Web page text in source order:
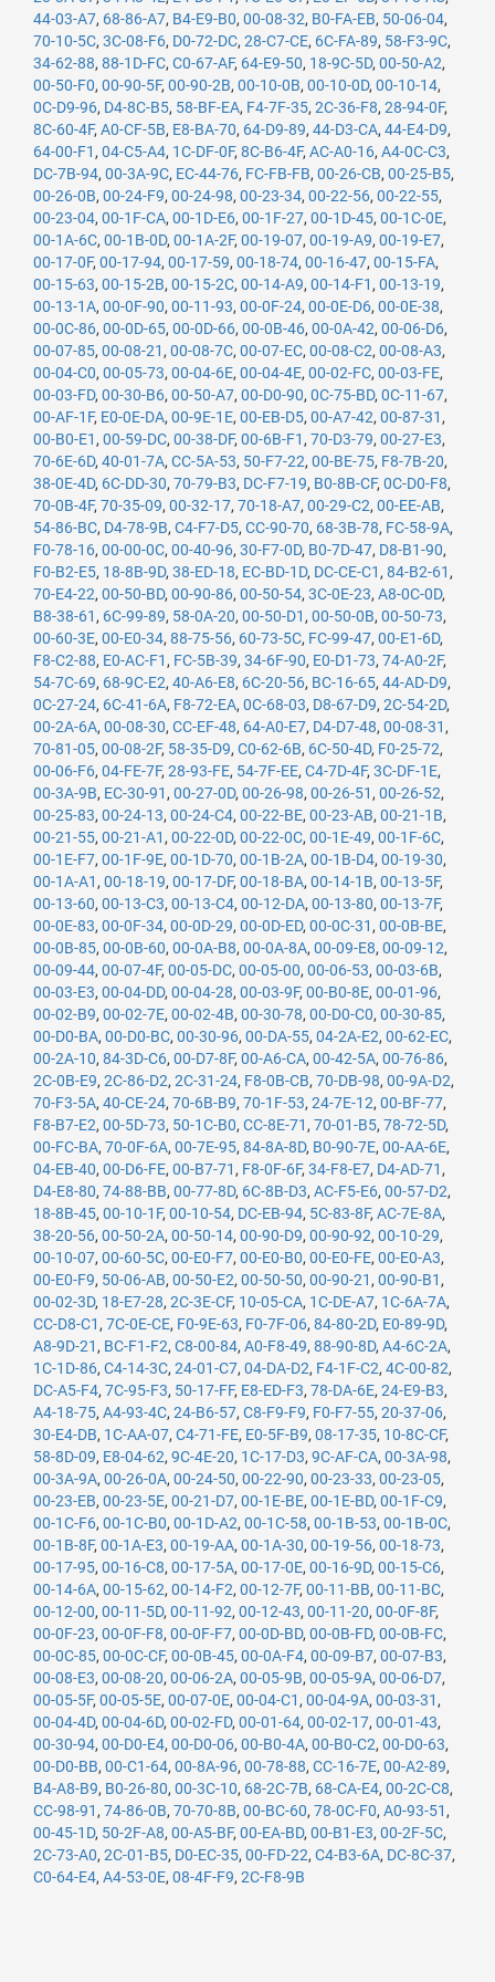
44-03-A7, 68-86-A7, B4-E9-B0, 00-08-32, B0-FA-EB, 50-06-04,
70-10-5C, 3C-08-F6, D0-72-DC, 28-C7-CE, 6C-FA-89, 58-F3-9C,
34-62-88, 88-1D-FC, C0-67-AF, 64-E9-50, 18-9C-5D, 00-50-A2,
00-50-F0, 00-90-5F, 00-90-2B, 00-10-0B, 00-10-0D, 00-10-14,
0C-D9-96, D4-8C-B5, 58-BF-EA, F4-7F-35, 2C-36-F8, 28-94-0F,
8C-60-4F, A0-CF-5B, E8-BA-70, 64-D9-89, 44-D3-CA, 44-E4-D9,
64-00-F1 , 04-C5-A4, 1C-DF-0F, 8C-B6-4F, AC-A0-16, A4-0C-C3,
DC-7B-94, 00-3A-9C, EC-44-76, FC-FB-FB, 00-26-CB, 00-25-B5,
00-26-0B, 00-24-F9, 00-24-98, 00-23-34, 00-22-56, 00-22-55,
00-23-04, 00-1F-CA, 00-1D-E6, 00-1F-27, 00-1D-45, 00-1C-0E,
00-1A-6C, 00-1B-0D, 00-1A-2F, 00-19-07, 00-19-A9, 00-19-E7,
00-17-0F, 00-17-94, 00-17-59, 00-18-74, 00-16-47, 00-15-FA,
00-15-63, 00-15-2B, 00-15-2C, 00-14-A9, 00-14-F1 , 00-13-19,
00-13-1A, 00-0F-90, 00-11-93, 00-0F-24, 00-0E-D6, 00-0E-38,
00-0C-86, 00-0D-65, 00-0D-66, 00-0B-46, 00-0A-42, 00-06-D6,
00-07-85, 00-08-21 , 00-08-7C, 00-07-EC, 00-08-C2, 00-08-A3,
00-04-C0, 00-05-73, 00-04-6E, 00-04-4E, 00-02-FC, 00-03-FE,
00-03-FD, 00-30-B6, 00-50-A7, 00-D0-90, 0C-75-BD, 0C-11-67,
00-AF-1F, E0-0E-DA, 00-9E-1E, 00-EB-D5, 00-A7-42, 00-87-31 ,
00-B0-E1 , 00-59-DC, 00-38-DF, 00-6B-F1 , 70-D3-79, 00-27-E3,
70-6E-6D, 40-01-7A, CC-5A-53, 50-F7-22, 00-BE-75, F8-7B-20,
38-0E-4D, 6C-DD-30, 70-79-B3, DC-F7-19, B0-8B-CF, 0C-D0-F8,
70-0B-4F, 70-35-09, 00-32-17, 70-18-A7, 00-29-C2, 00-EE-AB,
54-86-BC, D4-78-9B, C4-F7-D5, CC-90-70, 68-3B-78, FC-58-9A,
F0-78-16, 00-00-0C, 00-40-96, 30-F7-0D, B0-7D-47, D8-B1-90,
F0-B2-E5, 18-8B-9D, 38-ED-18, EC-BD-1D, DC-CE-C1 , 84-B2-61 ,
70-E4-22, 00-50-BD, 00-90-86, 00-50-54, 3C-0E-23, A8-0C-0D,
B8-38-61 , 6C-99-89, 58-0A-20, 00-50-D1 , 00-50-0B, 00-50-73,
00-60-3E, 00-E0-34, 88-75-56, 60-73-5C, FC-99-47, 00-E1-6D,
F8-C2-88, E0-AC-F1 , FC-5B-39, 34-6F-90, E0-D1-73, 74-A0-2F,
54-7C-69, 68-9C-E2, 40-A6-E8, 6C-20-56, BC-16-65, 44-AD-D9,
0C-27-24, 6C-41-6A, F8-72-EA, 0C-68-03, D8-67-D9, 2C-54-2D,
00-2A-6A, 00-08-30, CC-EF-48, 64-A0-E7, D4-D7-48, 00-08-31 ,
70-81-05, 00-08-2F, 58-35-D9, C0-62-6B, 6C-50-4D, F0-25-72,
00-06-F6, 04-FE-7F, 28-93-FE, 54-7F-EE, C4-7D-4F, 3C-DF-1E,
00-3A-9B, EC-30-91 , 00-27-0D, 00-26-98, 00-26-51 , 00-26-52,
00-25-83, 00-24-13, 00-24-C4, 00-22-BE, 00-23-AB, 00-21-1B,
00-21-55, 00-21-A1 , 00-22-0D, 00-22-0C, 00-1E-49, 00-1F-6C,
00-1E-F7, 00-1F-9E, 00-1D-70, 00-1B-2A, 00-1B-D4, 00-19-30,
00-1A-A1 , 00-18-19, 00-17-DF, 00-18-BA, 00-14-1B, 00-13-5F,
00-13-60, 00-13-C3, 00-13-C4, 00-12-DA, 00-13-80, 00-13-7F,
00-0E-83, 00-0F-34, 00-0D-29, 00-0D-ED, 00-0C-31 , 00-0B-BE,
00-0B-85, 00-0B-60, 00-0A-B8, 00-0A-8A, 00-09-E8, 00-09-12,
00-09-44, 00-07-4F, 00-05-DC, 00-05-00, 00-06-53, 00-03-6B,
00-03-E3, 00-04-DD, 00-04-28, 00-03-9F, 00-B0-8E, 00-01-96,
00-02-B9, 00-02-7E, 00-02-4B, 00-30-78, 00-D0-C0, 00-30-85,
00-D0-BA, 00-D0-BC, 00-30-96, 00-DA-55, 04-2A-E2, 00-62-EC,
00-2A-10, 84-3D-C6, 00-D7-8F, 00-A6-CA, 00-42-5A, 00-76-86,
2C-0B-E9, 2C-86-D2, 2C-31-24, F8-0B-CB, 70-DB-98, 00-9A-D2,
70-F3-5A, 40-CE-24, 70-6B-B9, 70-1F-53, 24-7E-12, 00-BF-77,
F8-B7-E2, 00-5D-73, 50-1C-B0, CC-8E-71 , 70-01-B5, 78-72-5D,
00-FC-BA, 70-0F-6A, 00-7E-95, 84-8A-8D, B0-90-7E, 00-AA-6E,
04-EB-40, 00-D6-FE, 00-B7-71 , F8-0F-6F, 34-F8-E7, D4-AD-71 ,
D4-E8-80, 74-88-BB, 00-77-8D, 6C-8B-D3, AC-F5-E6, 00-57-D2,
18-8B-45, 00-10-1F, 00-10-54, DC-EB-94, 5C-83-8F, AC-7E-8A,
38-20-56, 00-50-2A, 00-50-14, 00-90-D9, 00-90-92, 00-10-29,
00-10-07, 00-60-5C, 00-E0-F7, 00-E0-B0, 00-E0-FE, 00-E0-A3,
00-E0-F9, 50-06-AB, 00-50-E2, 00-50-50, 00-90-21 , 00-90-B1 ,
00-02-3D, 18-E7-28, 2C-3E-CF, 10-05-CA, 1C-DE-A7, 1C-6A-7A,
CC-D8-C1 , 7C-0E-CE, F0-9E-63, F0-7F-06, 84-80-2D, E0-89-9D,
A8-9D-21 , BC-F1-F2, C8-00-84, A0-F8-49, 88-90-8D, A4-6C-2A,
1C-1D-86, C4-14-3C, 24-01-C7, 04-DA-D2, F4-1F-C2, 4C-00-82,
DC-A5-F4, 7C-95-F3, 50-17-FF, E8-ED-F3, 78-DA-6E, 24-E9-B3,
A4-18-75, A4-93-4C, 24-B6-57, C8-F9-F9, F0-F7-55, 20-37-06,
30-E4-DB, 1C-AA-07, C4-71-FE, E0-5F-B9, 08-17-35, 10-8C-CF,
58-8D-09, E8-04-62, 9C-4E-20, 1C-17-D3, 9C-AF-CA, 00-3A-98,
00-3A-9A, 00-26-0A, 00-24-50, 00-22-90, 00-23-33, 00-23-05,
00-23-EB, 00-23-5E, 00-21-D7, 00-1E-BE, 00-1E-BD, 00-1F-C9,
00-1C-F6, 00-1C-B0, 00-1D-A2, 00-1C-58, 00-1B-53, 00-1B-0C,
00-1B-8F, 00-1A-E3, 00-19-AA, 00-1A-30, 00-19-56, 00-18-73,
00-17-95, 00-16-C8, 00-17-5A, 00-17-0E, 00-16-9D, 00-15-C6,
00-14-6A, 00-15-62, 00-14-F2, 00-12-7F, 00-11-BB, 00-11-BC,
00-12-00, 00-11-5D, 00-11-92, 00-12-43, 00-11-20, 00-0F-8F,
00-0F-23, 00-0F-F8, 00-0F-F7, 00-0D-BD, 00-0B-FD, 00-0B-FC,
00-0C-85, 00-0C-CF, 00-0B-45, 00-0A-F4, 00-09-B7, 00-07-B3,
00-08-E3, 00-08-20, 00-06-2A, 00-05-9B, 00-05-9A, 00-06-D7,
00-05-5F, 00-05-5E, 00-07-0E, 00-04-C1 , 00-04-9A, 00-03-31 ,
00-04-4D, 00-04-6D, 00-02-FD, 00-01-64, 00-02-17, 00-01-43,
00-30-94, 00-D0-E4, 00-D0-06, 00-B0-4A, 00-B0-C2, 00-D0-63,
00-D0-BB, 00-C1-64, 00-8A-96, 00-78-88, CC-16-7E, 00-A2-89,
B4-A8-B9, B0-26-80, 00-3C-10, 68-2C-7B, 68-CA-E4, 00-2C-C8,
CC-98-91 , 74-86-0B, 70-70-8B, 00-BC-60, 78-0C-F0, A0-93-51 ,
00-45-1D, 50-2F-A8, 00-A5-BF, 00-EA-BD, 00-B1-E3, 00-2F-5C,
2C-73-A0, 2C-01-B5, D0-EC-35, 00-FD-22, C4-B3-6A, DC-8C-37,
C0-64-E4, A4-53-0E, 08-4F-F9, 2C-F8-9B